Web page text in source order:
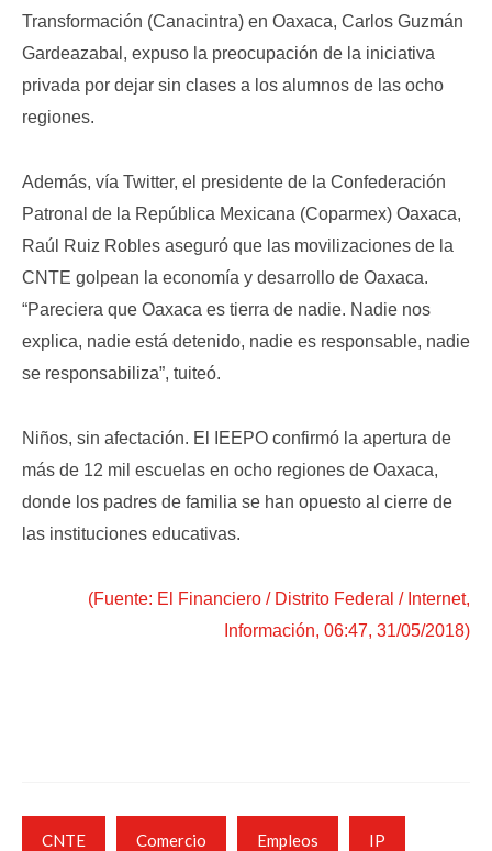
Transformación (Canacintra) en Oaxaca, Carlos Guzmán
Gardeazabal, expuso la preocupación de la iniciativa
privada por dejar sin clases a los alumnos de las ocho
regiones.
Además, vía Twitter, el presidente de la Confederación
Patronal de la República Mexicana (Coparmex) Oaxaca,
Raúl Ruiz Robles aseguró que las movilizaciones de la
CNTE golpean la economía y desarrollo de Oaxaca.
“Pareciera que Oaxaca es tierra de nadie. Nadie nos
explica, nadie está detenido, nadie es responsable, nadie
se responsabiliza”, tuiteó.
Niños, sin afectación. El IEEPO confirmó la apertura de
más de 12 mil escuelas en ocho regiones de Oaxaca,
donde los padres de familia se han opuesto al cierre de
las instituciones educativas.
(Fuente: El Financiero / Distrito Federal / Internet,
Información, 06:47, 31/05/2018)
CNTE Comercio Empleos IP